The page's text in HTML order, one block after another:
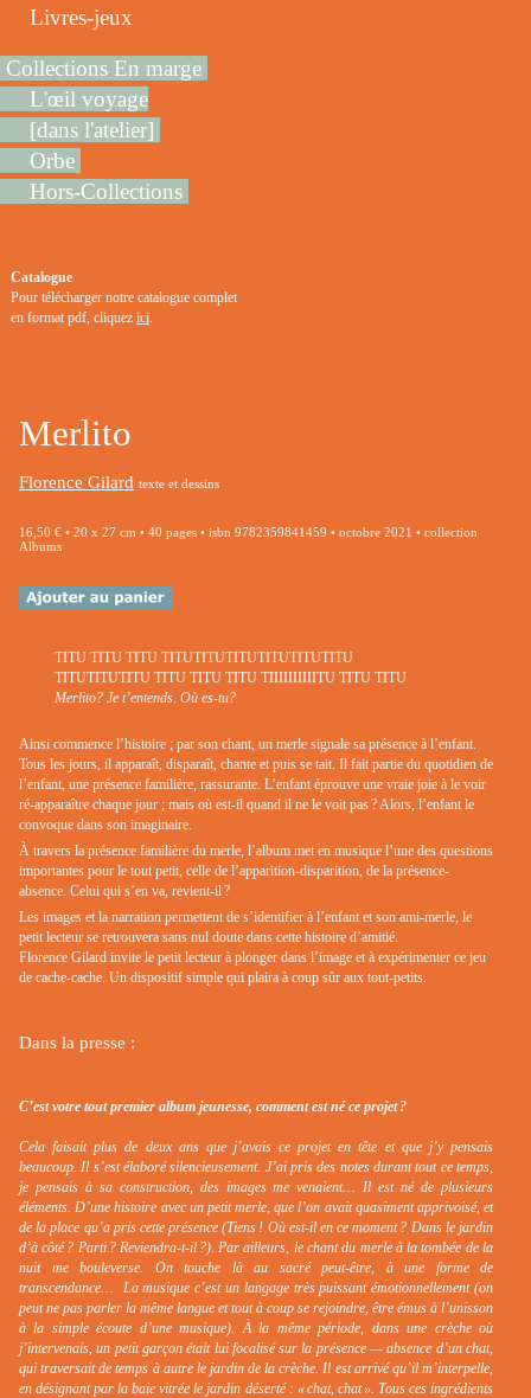
Livres-jeux
Collections En marge
L'œil voyage
[dans l'atelier]
Orbe
Hors-Collections
Catalogue
Pour télécharger notre catalogue complet
en format pdf, cliquez ici
Merlito
Florence Gilard texte et dessins
16,50 € • 20 x 27 cm • 40 pages • isbn 9782359841459 • octobre 2021 • collection
Albums
TITU TITU TITU TITUTITUTITUTITUTITUTITU
TITUTITUTITU TITU TITU TITU TIIIIIIIIIITU TITU TITU
Merlito? Je t’entends. Où es-tu?
Ainsi commence l’histoire ; par son chant, un merle signale sa présence à l’enfant.
Tous les jours, il apparaît, disparaît, chante et puis se tait. Il fait partie du quotidien de
l’enfant, une présence familière, rassurante. L’enfant éprouve une vraie joie à le voir
ré-apparaître chaque jour ; mais où est-il quand il ne le voit pas ? Alors, l’enfant le
convoque dans son imaginaire.
À travers la présence familière du merle, l’album met en musique l’une des questions
importantes pour le tout petit, celle de l’apparition-disparition, de la présence-
absence. Celui qui s’en va, revient-il ?
Les images et la narration permettent de s’identifier à l’enfant et son ami-merle, le
petit lecteur se retrouvera sans nul doute dans cette histoire d’amitié.
Florence Gilard invite le petit lecteur à plonger dans l’image et à expérimenter ce jeu
de cache-cache. Un dispositif simple qui plaira à coup sûr aux tout-petits.
Dans la presse :
C’est votre tout premier album jeunesse, comment est né ce projet ?
Cela faisait plus de deux ans que j’avais ce projet en tête et que j’y pensais
beaucoup. Il s’est élaboré silencieusement. J’ai pris des notes durant tout ce temps,
je pensais à sa construction, des images me venaient… Il est né de plusieurs
éléments. D’une histoire avec un petit merle, que l’on avait quasiment apprivoisé, et
de la place qu’a pris cette présence (Tiens ! Où est-il en ce moment ? Dans le jardin
d’à côté ? Parti ? Reviendra-t-il ?). Par ailleurs, le chant du merle à la tombée de la
nuit me bouleverse. On touche là au sacré peut-être, à une forme de
transcendance… La musique c’est un langage très puissant émotionnellement (on
peut ne pas parler la même langue et tout à coup se rejoindre, être émus à l’unisson
à la simple écoute d’une musique). À la même période, dans une crèche où
j’intervenais, un petit garçon était lui focalisé sur la présence — absence d’un chat,
qui traversait de temps à autre le jardin de la crèche. Il est arrivé qu’il m’interpelle,
en désignant par la baie vitrée le jardin déserté : « chat, chat ». Tous ces ingrédients